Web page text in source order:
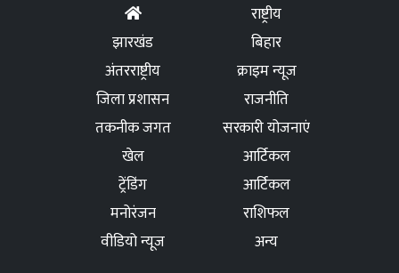
राष्ट्रीय
झारखंड
बिहार
अंतरराष्ट्रीय
क्राइम न्यूज
जिला प्रशासन
राजनीति
तकनीक जगत
सरकारी योजनाएं
खेल
आर्टिकल
ट्रेंडिंग
आर्टिकल
मनोरंजन
राशिफल
वीडियो न्यूज
अन्य